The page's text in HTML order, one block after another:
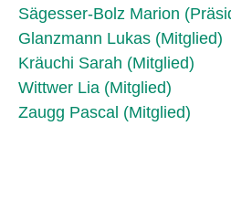
Sägesser-Bolz Marion
Glanzmann Lukas (Mitglied)
Kräuchi Sarah (Mitglied)
Wittwer Lia (Mitglied)
Zaugg Pascal (Mitglied)